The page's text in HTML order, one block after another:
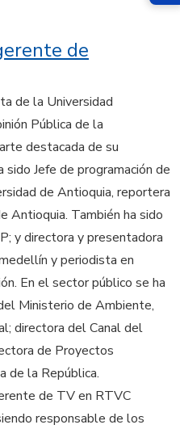
de
de la Universidad
Pública de la
destacada de su
Jefe de programación de
de Antioquia, reportera
Antioquia. También ha sido
y directora y presentadora
y periodista en
En el sector público se ha
Ministerio de Ambiente,
directora del Canal del
de Proyectos
de la República.
de TV en RTVC
responsable de los